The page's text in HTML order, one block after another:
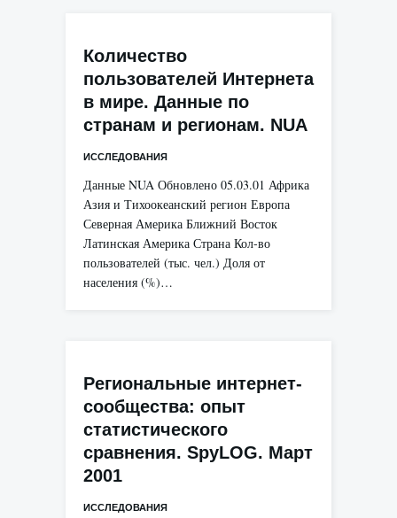
Количество
пользователей Интернета
в мире. Данные по
странам и регионам. NUA
ИССЛЕДОВАНИЯ
Данные NUA Обновлено 05.03.01 Африка
Азия и Тихоокеанский регион Европа
Северная Америка Ближний Восток
Латинская Америка Страна Кол-во
пользователей (тыс. чел.) Доля от
населения (%)…
Региональные интернет-
сообщества: опыт
статистического
сравнения. SpyLOG. Март
2001
ИССЛЕДОВАНИЯ